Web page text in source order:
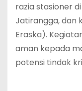
razia stasioner
Jatirangga, dan
Eraska).
aman kepada
potensi tindak